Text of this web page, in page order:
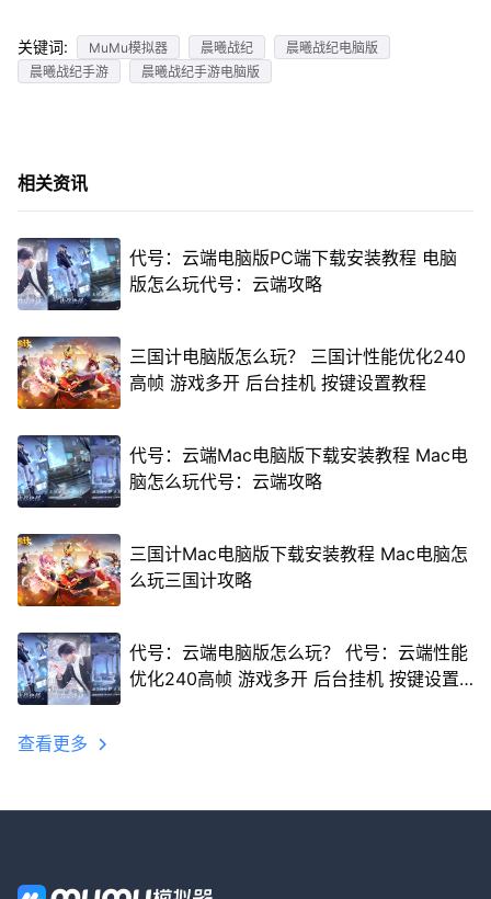
关键词: MuMu模拟器 晨曦战纪
晨曦战纪电脑版
晨曦战纪手游
晨曦战纪手游电脑版
相关资讯
代号：云端电脑版PC端下载安装教程 电脑
版怎么玩代号：云端攻略
三国计电脑版怎么玩？ 三国计性能优化240
高帧 游戏多开 后台挂机 按键设置教程
代号：云端Mac电脑版下载安装教程 Mac电
脑怎么玩代号：云端攻略
三国计Mac电脑版下载安装教程 Mac电脑怎
么玩三国计攻略
代号：云端电脑版怎么玩？ 代号：云端性能
优化240高帧 游戏多开 后台挂机 按键设置
查看更多